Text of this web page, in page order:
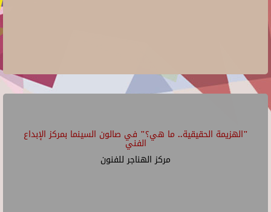
"الهزيمة الحقيقية.. ما هي؟" في صالون السينما بمركز الإبداع
الفني
مركز الهناجر للفنون